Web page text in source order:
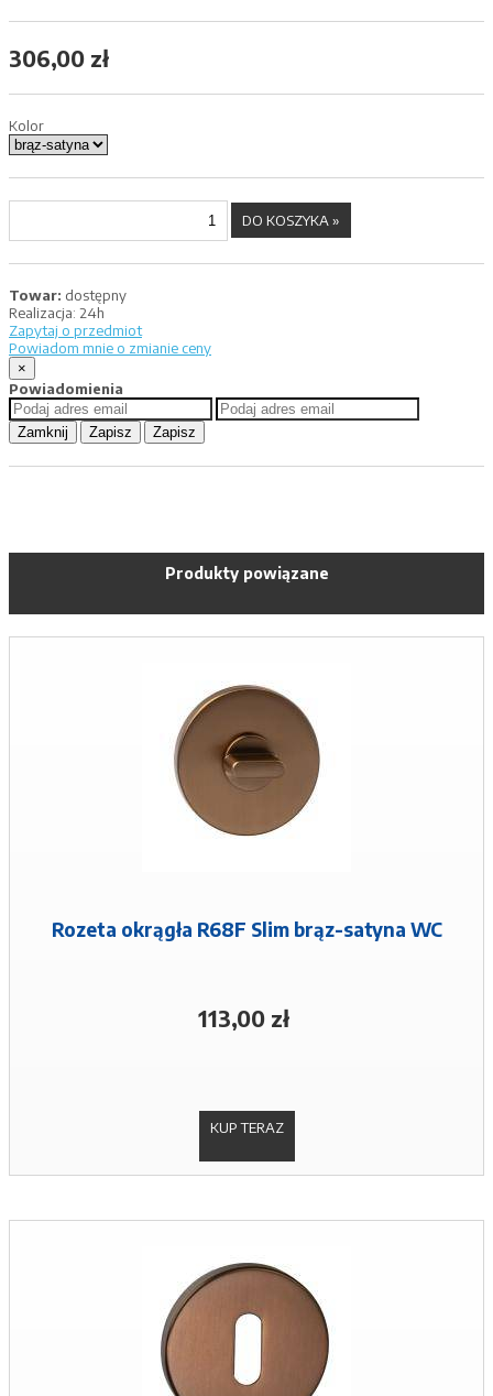
306,00 zł
Kolor
Towar: dostępny
Realizacja: 24h
Zapytaj o przedmiot
Powiadom mnie o zmianie ceny
×
Powiadomienia
Zamknij Zapisz Zapisz
Produkty powiązane
Rozeta okrągła R68F Slim brąz-satyna WC
113,00 zł
KUP TERAZ